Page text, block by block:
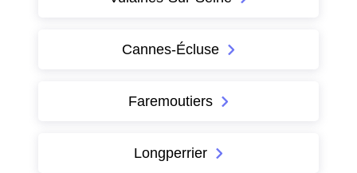
Cannes-Écluse
Faremoutiers
Longperrier